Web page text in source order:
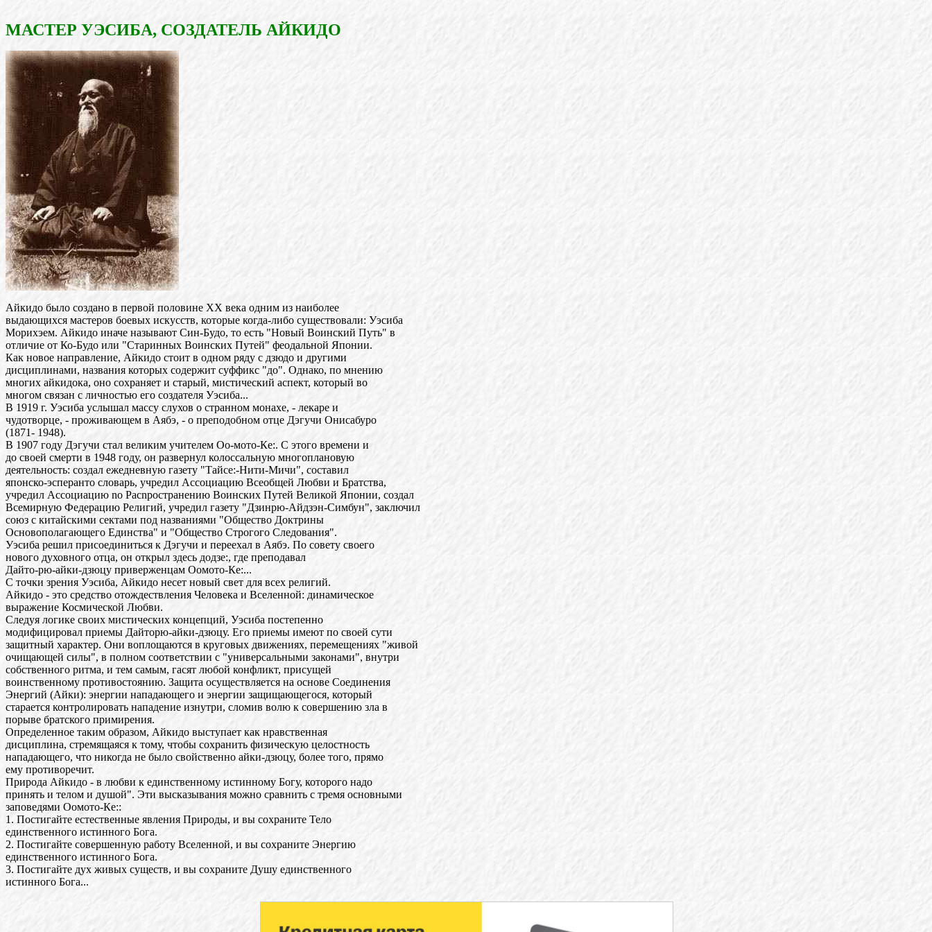
МАСТЕР УЭСИБА, СОЗДАТЕЛЬ АЙКИДО
Айкидо было создано в первой половине XX века одним из наиболее
выдающихся мастеров боевых искусств, которые когда-либо существовали: Уэсиба
Морихэем. Айкидо иначе называют Син-Будо, то есть "Новый Воинский Путь" в
отличие от Ко-Будо или "Старинных Воинских Путей" феодальной Японии.
Как новое направление, Айкидо стоит в одном ряду с дзюдо и другими
дисциплинами, названия которых содержит суффикс "до". Однако, по мнению
многих айкидока, оно сохраняет и старый, мистический аспект, который во
многом связан с личностью его создателя Уэсиба...
В 1919 г. Уэсиба услышал массу слухов о странном монахе, - лекаре и
чудотворце, - проживающем в Аябэ, - о преподобном отце Дэгучи Онисабуро
(1871- 1948).
В 1907 году Дэгучи стал великим учителем Оо-мото-Кe:. С этого времени и
до своей смерти в 1948 году, он развернул колоссальную многоплановую
деятельность: создал ежедневную газету "Тайсe:-Нити-Мичи", составил
японско-эсперанто словарь, учредил Ассоциацию Всеобщей Любви и Братства,
учредил Ассоциацию no Pacnpocтранению Воинских Путей Великой Японии, создал
Всемирную Федерацию Религий, учредил газету "Дзинрю-Айдзэн-Симбун", заключил
союз с китайскими сектами под названиями "Общество Доктрины
Основополагающего Единства" и "Общество Строгого Следования".
Уэсиба решил присоединиться к Дэгучи и переехал в Аябэ. По совету своего
нового духовного отца, он открыл здесь додзe:, где преподавал
Дайто-рю-айки-дзюцу приверженцам Оомото-Кe:...
С точки зрения Уэсиба, Айкидо несет новый свет для всех религий.
Айкидо - это средство отождествления Человека и Вселенной: динамическое
выражение Космической Любви.
Следуя логике своих мистических концепций, Уэсиба постепенно
модифицировал приемы Дайторю-айки-дзюцу. Его приемы имеют по своей сути
защитный характер. Они воплощаются в круговых движениях, перемещениях "живой
очищающей силы", в полном соответствии с "универсальными законами", внутри
собственного ритма, и тем самым, гасят любой конфликт, присущей
воинственному противостоянию. Защита осуществляется на основе Соединения
Энергий (Айки): энергии нападающего и энергии защищающегося, который
старается контролировать нападение изнутри, сломив волю к совершению зла в
порыве братского примирения.
Определенное таким образом, Айкидо выступает как нравственная
дисциплина, стремящаяся к тому, чтобы сохранить физическую целостность
нападающего, что никогда не было свойственно айки-дзюцу, более того, прямо
ему противоречит.
Природа Айкидо - в любви к единственному истинному Богу, которого надо
принять и телом и душой". Эти высказывания можно сравнить с тремя основными
заповедями Оомото-Кe::
1. Постигайте естественные явления Природы, и вы сохраните Тело
единственного истинного Бога.
2. Постигайте совершенную работу Вселенной, и вы сохраните Энергию
единственного истинного Бога.
3. Постигайте дух живых существ, и вы сохраните Душу единственного
истинного Бога...